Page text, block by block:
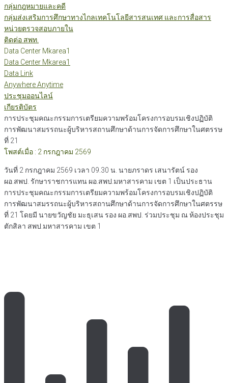
กลุ่มกฎหมายและคดี
กลุ่มส่งเสริมการศึกษาทางไกลเทคโนโลยีสารสนเทศ และการสื่อสาร
หน่วยตรวจสอบภายใน
ติดต่อ สพท.
Data Center Mkarea1
Data Center Mkarea1
Data Link
Anywhere Anytime
ประชุมออนไลน์
เกียรติบัตร
การประชุมคณะกรรมการเตรียมความพร้อมโครงการอบรมเชิงปฏิบัติ
การพัฒนาสมรรถนะผู้บริหารสถานศึกษาด้านการจัดการศึกษาในศตรรษ
ที่ 21
โพสต์เมื่อ : 2 กรกฎาคม 2569
วันที่ 2 กรกฎาคม 2569 เวลา 09.30 น. นายภราดร เสนารัตน์ รอง
ผอ.สพป. รักษาราชการแทน ผอ.สพป.มหาสารคาม เขต 1 เป็นประธาน
การประชุมคณะกรรมการเตรียมความพร้อมโครงการอบรมเชิงปฏิบัติ
การพัฒนาสมรรถนะผู้บริหารสถานศึกษาด้านการจัดการศึกษาในศตรรษ
ที่ 21 โดยมี นายขวัญชัย มะธุเสน รอง ผอ.สพป. ร่วมประชุม ณ ห้องประชุม
ตักสิลา สพป.มหาสารคาม เขต 1